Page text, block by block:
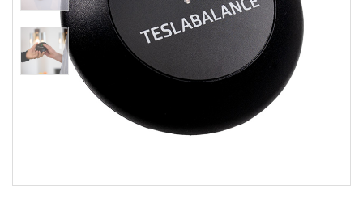
Pack
TESLA
Balance
882,98 €
406,98 €
Pack
TESLA
Balance
406,98 €